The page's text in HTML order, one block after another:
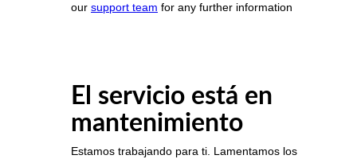
our support team for any further information
El servicio está en
mantenimiento
Estamos trabajando para ti. Lamentamos los